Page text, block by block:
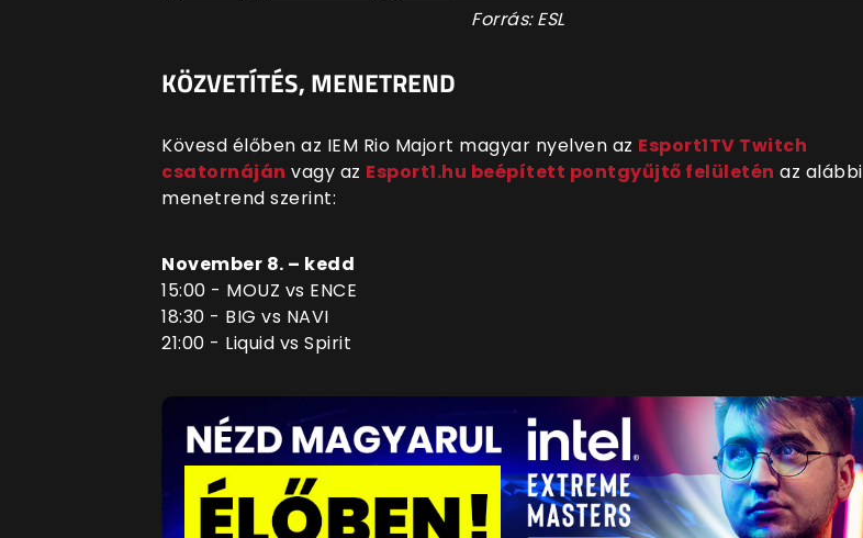
Forrás: ESL
KÖZVETÍTÉS, MENETREND
Kövesd élőben az IEM Rio Majort magyar nyelven az Esport1TV Twitch
csatornáján vagy az Esport1.hu beépített pontgyűjtő felületén az alábbi
menetrend szerint:
November 8. – kedd
15:00 - MOUZ vs ENCE
18:30 - BIG vs NAVI
21:00 - Liquid vs Spirit